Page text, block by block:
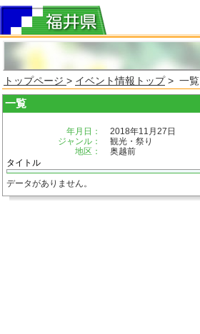
トップページ > イベント情報トップ> 一覧
一覧
年月日：
2018年11月27日
ジャンル：
観光・祭り
地区：
奥越前
タイトル
データがありません。